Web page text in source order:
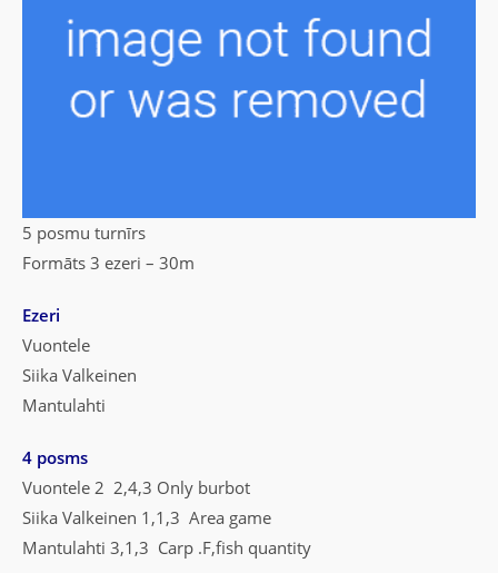
5 posmu turnīrs
Formāts 3 ezeri – 30m
Ezeri
Vuontele
Siika Valkeinen
Mantulahti
4 posms
Vuontele 2 2,4,3 Only burbot
Siika Valkeinen 1,1,3 Area game
Mantulahti 3,1,3 Carp .F,fish quantity